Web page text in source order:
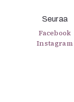
Seuraa
Facebook
Instagram